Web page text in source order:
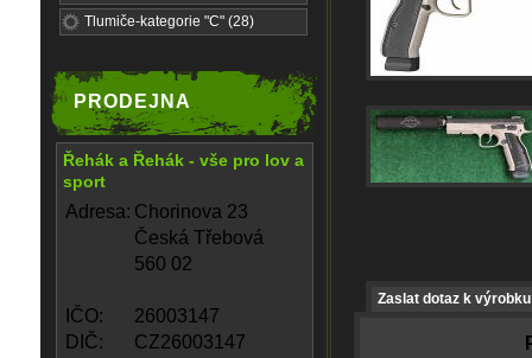
Tlumiče-kategorie "C" (28)
PRODEJNA
Řehák a Řehák - vše pro lov a
sport
Adresa: Chorinova 23
Česká Třebová
560 02
IČO:
26003147
DIČ:
CZ26003147
Zaslat dotaz k výrobku